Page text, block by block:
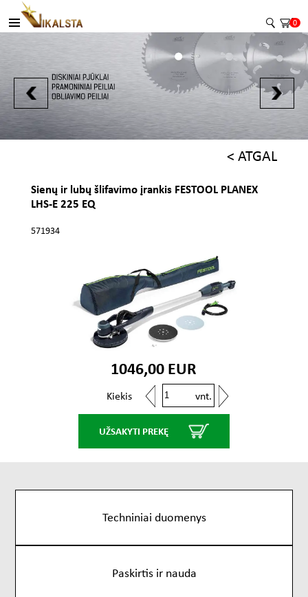
0
< ATGAL
Sienų ir lubų šlifavimo įrankis FESTOOL PLANEX
LHS-E 225 EQ
571934
1046,00 EUR
Kiekis vnt.
UŽSAKYTI PREKĘ
Techniniai duomenys
Paskirtis ir nauda